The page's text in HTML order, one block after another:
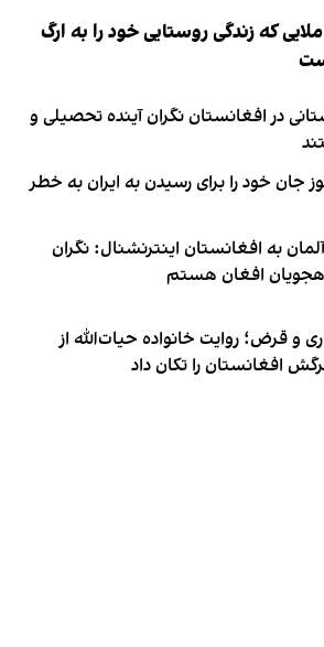
که زندگی روستایی خود را به ارگ
در افغانستان نگران آینده تحصیلی و
جان خود را برای رسیدن به ایران به خطر
به افغانستان اینترنشنال: نگران
افغان هستم
و قرض؛ روایت خانواده حیات‌الله از
افغانستان را تکان داد